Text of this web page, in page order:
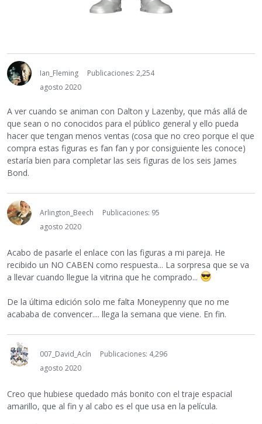
Ian_Fleming
Publicaciones: 2,254
agosto 2020
A ver cuando se animan con Dalton y Lazenby, que más allá de
que sean o no conocidos para el público general y ello pueda
hacer que tengan menos ventas (cosa que no creo porque el que
compra estas figuras es fan fan y por consiguiente les conoce)
estaría bien para completar las seis figuras de los seis James
Bond.
Arlington_Beech
Publicaciones: 95
agosto 2020
Acabo de pasarle el enlace con las figuras a mi pareja. He
recibido un NO CABEN como respuesta... La sorpresa que se va
a llevar cuando llegue la vitrina que he comprado...
De la última edición solo me falta Moneypenny que no me
acababa de convencer.... llega la semana que viene. En fin.
007_David_Acín
Publicaciones: 4,296
agosto 2020
Creo que hubiese quedado más bonito con el traje espacial
amarillo, que al fin y al cabo es el que usa en la película.